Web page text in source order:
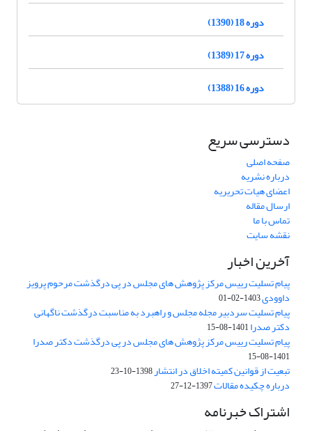
دوره 18 (1390)
دوره 17 (1389)
دوره 16 (1388)
دسترسی سریع
صفحه اصلی
درباره نشریه
اعضای هیات تحریریه
ارسال مقاله
تماس با ما
نقشه سایت
آخرین اخبار
پیام تسلیت رییس مرکز پژوهش های مجلس در پی درگذشت مرحوم پرویز
داوودی1403-02-01
پیام تسلیت سردبیر مجله مجلس و راهبرد به مناسبت درگذشت ناگهانی
دکتر صدرا1401-08-15
پیام تسلیت رییس مرکز پژوهش های مجلس در پی درگذشت دکتر صدرا
1401-08-15
تبعیت از قوانین کمیته اخلاق در انتشار1398-10-23
درباره چکیده مقالات1397-12-27
اشتراک خبرنامه